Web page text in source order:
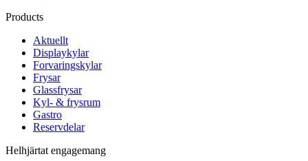
Products
Aktuellt
Displaykylar
Forvaringskylar
Frysar
Glassfrysar
Kyl- & frysrum
Gastro
Reservdelar
Helhjärtat engagemang